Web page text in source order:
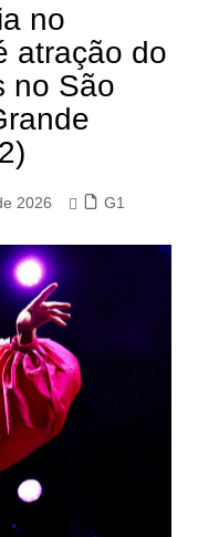
no
atração do
no São
2026 G1